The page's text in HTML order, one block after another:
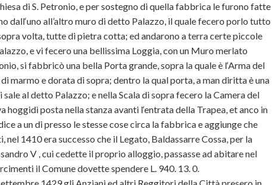
di S. Petronio, e per sostegno di quella fabbrica le furono fatte
dall‘uno all’altro muro di detto Palazzo, il quale fecero porlo tutto
volta, tutte di pietra cotta; ed andarono a terra certe piccole
e vi fecero una bellissima Loggia, con un Muro merlato
si fabbricò una bella Porta grande, sopra la quale è l‘Arma del
marmo e dorata di sopra; dentro la qual porta, a man diritta è una
al detto Palazzo; e nella Scala di sopra fecero la Camera del
hoggidì posta nella stanza avanti l‘entrata della Trapea, et anco in
a un di presso le stesse cose circa la fabbrica e aggiunge che
1410 era successo che il Legato, Baldassarre Cossa, per la
V , cui cedette il proprio alloggio, passasse ad abitare nel
il Comune dovette spendere L. 940. 13. 0.